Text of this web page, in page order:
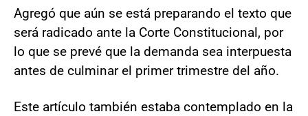
Agregó que aún se está preparando el texto que
será radicado ante la Corte Constitucional, por
lo que se prevé que la demanda sea interpuesta
antes de culminar el primer trimestre del año.
Este artículo también estaba contemplado en la